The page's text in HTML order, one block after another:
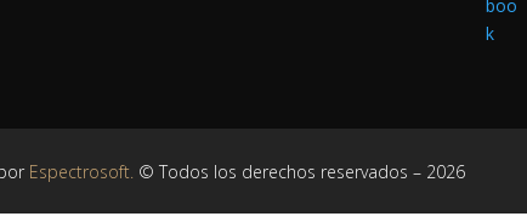
Espectrosoft. © Todos los derechos reservados – 2026